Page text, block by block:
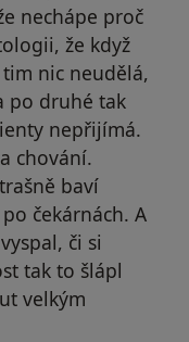
nechápe proč
že když
nic neudělá,
po druhé tak
nepřijímá.
chování.
baví
čekárnách. A
či si
tak to šlápl
velkým